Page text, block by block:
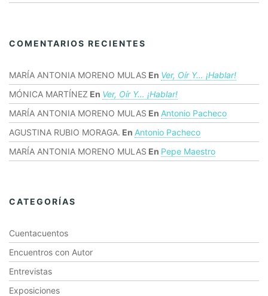
COMENTARIOS RECIENTES
MARÍA ANTONIA MORENO MULAS En Ver, Oír Y… ¡hablar!
MÓNICA MARTÍNEZ En Ver, Oír Y… ¡hablar!
MARÍA ANTONIA MORENO MULAS En Antonio Pacheco
AGUSTINA RUBIO MORAGA. En Antonio Pacheco
MARÍA ANTONIA MORENO MULAS En Pepe Maestro
CATEGORÍAS
Cuentacuentos
Encuentros con Autor
Entrevistas
Exposiciones